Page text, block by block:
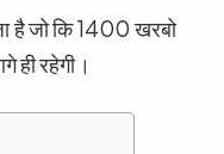
है जो कि 1400 खरबो
ही रहेगी।